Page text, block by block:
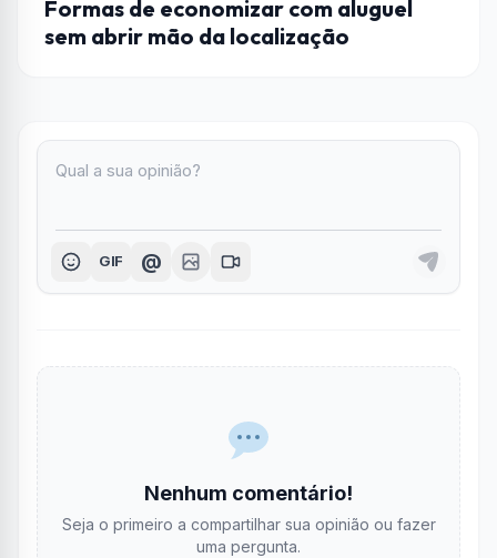
Formas de economizar com aluguel
sem abrir mão da localização
GIF @
Nenhum comentário!
Seja o primeiro a compartilhar sua opinião ou fazer
uma pergunta.